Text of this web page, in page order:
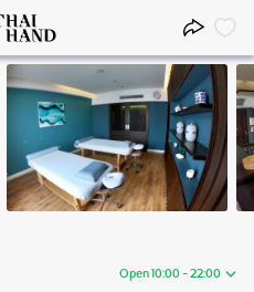
Open 10:00 - 22:00